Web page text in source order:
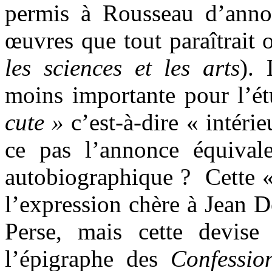
permis à Rousseau
œuvres que tout paraîtrait
les sciences et les arts).
moins importante pour
cute » c’est-à-dire «
ce pas l’annonce
autobiographique ?
Cette
l’expression chère à Jean
Perse, mais cette
l’épigraphe des